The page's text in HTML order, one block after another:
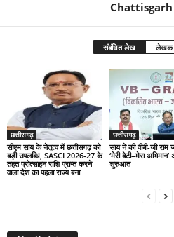
संबंधित लेख लेखक
छत्तीसगढ़
सीएम साय के नेतृत्व में छत्तीसगढ़ को
बड़ी उपलब्धि, SASCI 2026-27 के
तहत प्रोत्साहन राशि प्राप्त करने
वाला देश का पहला राज्य बना
छत्तीसगढ़
साय ने की वीबी-जी
‘मेरी बेटी–मेरा अभिमान’
शुरुआत